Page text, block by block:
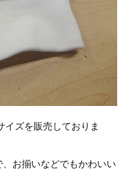
ズを販売しておりま
お揃いなどでもかわいい